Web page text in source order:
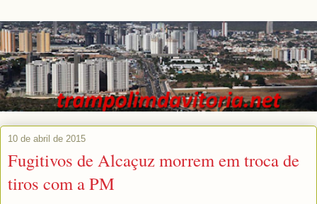
10 de abril de 2015
Fugitivos de Alcaçuz morrem em troca de
tiros com a PM